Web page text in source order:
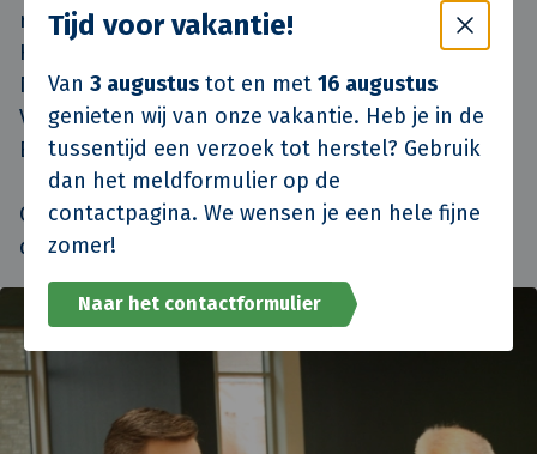
Tijd voor vakantie!
Van 3 augustus tot en met 16 augustus
genieten wij van onze vakantie. Heb je in de
tussentijd een verzoek tot herstel? Gebruik
dan het meldformulier op de
contactpagina. We wensen je een hele fijne
zomer!
Naar het contactformulier
resultaat:
Heilijgers, Lomans, Drees & Sommer
Netherlands, Max Schep (Property Impact),
Vakwerk Architecten, MAAK space en Pieters
Bouwkunde.
Op naar de volgende fase: de inhuisperiode en
de verhuizing medio maart 🚚✨